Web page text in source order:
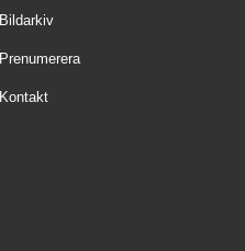
Bildarkiv
Prenumerera
Kontakt